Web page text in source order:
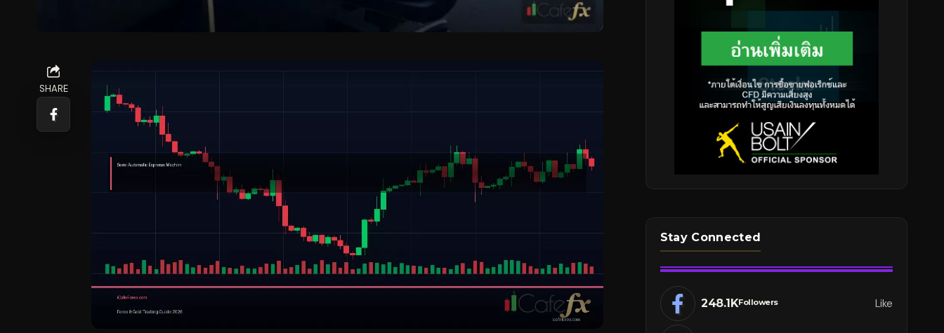
SHARE
Stay Connected
248.1KFollowers Like